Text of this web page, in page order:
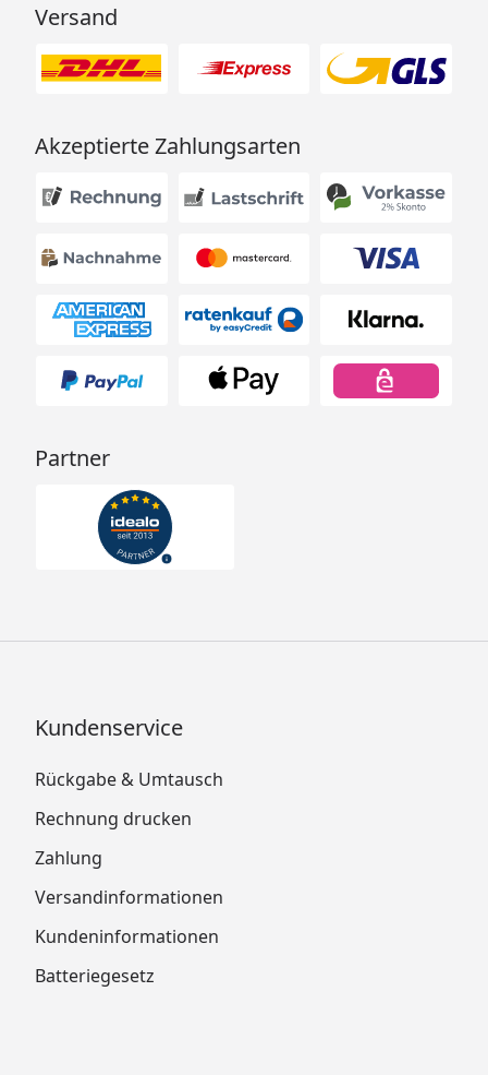
Versand
Akzeptierte Zahlungsarten
Partner
Kundenservice
Rückgabe & Umtausch
Rechnung drucken
Zahlung
Versandinformationen
Kundeninformationen
Batteriegesetz